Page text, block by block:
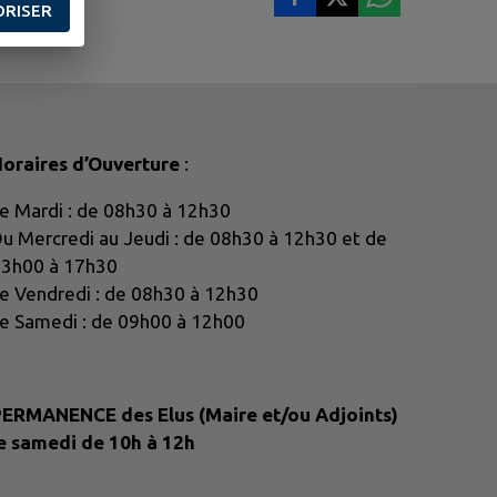
d’Ouverture :
Mardi : de 08h30 à 12h30
Mercredi au Jeudi : de 08h30 à 12h30 et de
à 17h30
Vendredi : de 08h30 à 12h30
Samedi : de 09h00 à 12h00
des Elus (Maire et/ou Adjoints)
samedi de 10h à 12h